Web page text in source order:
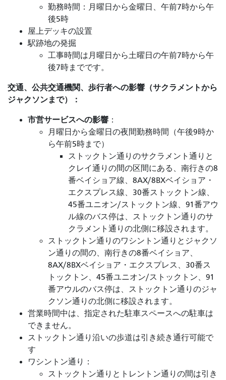
勤務時間：月曜日から金曜日、午前7時から午
後5時
屋上デッキの設置
駅跡地の発掘
工事時間は月曜日から土曜日の午前7時から午
後7時までです。
交通、公共交通機関、歩行者への影響（サクラメントから
ジャクソンまで）：
市営サービスへの影響 ：
月曜日から金曜日の夜間勤務時間（午後9時か
ら午前5時まで）
ストックトン通りのサクラメント通りと
クレイ通りの間の区間にある、南行きの8
番ベイショア線、8AX/8BXベイショア・
エクスプレス線、30番ストックトン線、
45番ユニオン/ストックトン線、91番アウ
ル線のバス停は、ストックトン通りのサ
クラメント通りの北側に移設されます。
ストックトン通りのワシントン通りとジャクソ
ン通りの間の、南行きの8番ベイショア、
8AX/8BXベイショア・エクスプレス、30番ス
トックトン、45番ユニオン/ストックトン、91
番アウルのバス停は、ストックトン通りのジャ
クソン通りの北側に移設されます。
営業時間中は、指定された駐車スペースへの駐車は
できません。
ストックトン通り沿いの歩道は引き続き通行可能で
す
ワシントン通り：
ストックトン通りとトレントン通りの間は引き